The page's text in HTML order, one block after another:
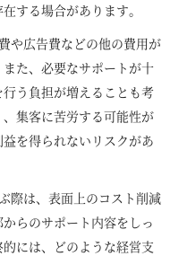
する場合があります。
や広告費などの他の費用が
た、必要なサポートが十
う負担が増えることも考
集客に苦労する可能性が
を得られないリスクがあ
際は、表面上のコスト削減
らのサポート内容をしっ
には、どのような経営支